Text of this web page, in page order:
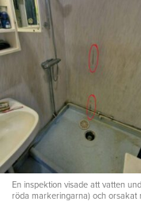
En inspektion visade att vatten
röda markeringarna) och orsakat